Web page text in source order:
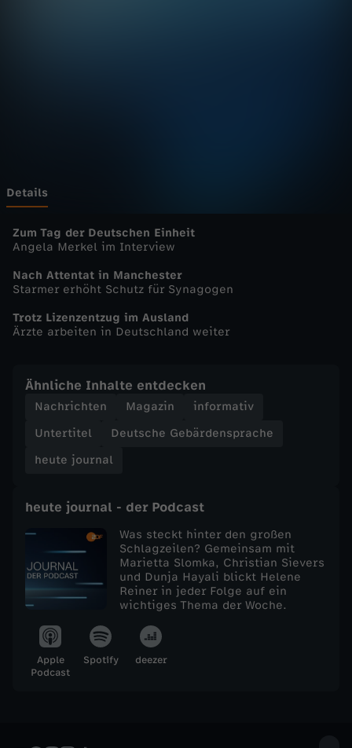
-
h
e
u
e
j
o
u
n
l
Details
Zum Tag der Deutschen Einheit
Angela Merkel im Interview
Nach Attentat in Manchester
Starmer erhöht Schutz für Synagogen
Trotz Lizenzentzug im Ausland
Ärzte arbeiten in Deutschland weiter
Ähnliche Inhalte entdecken
Nachrichten Magazin
informativ
Untertitel
Deutsche Gebärdensprache
heute journal
heute journal - der Podcast
Was steckt hinter den großen
Schlagzeilen? Gemeinsam mit
Marietta Slomka, Christian Sievers
und Dunja Hayali blickt Helene
Reiner in jeder Folge auf ein
wichtiges Thema der Woche.
Apple
Podcast
Spotify deezer